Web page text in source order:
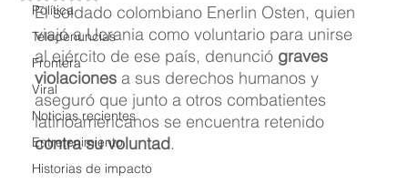
Política
Teledenuncias
Frontera
Viral
Noticias recientes
Entretenimiento
Historias de impacto
El soldado colombiano Enerlin Osten, quien
viajó a Ucrania como voluntario para unirse
al ejército de ese país, denunció graves
violaciones a sus derechos humanos y
aseguró que junto a otros combatientes
latinoamericanos se encuentra retenido
contra su voluntad.